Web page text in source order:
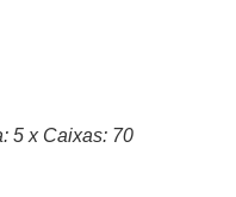
5 x Caixas: 70